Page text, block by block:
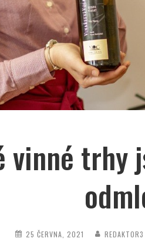
vinné trhy
25 ČERVNA, 2021 REDAKTOR3